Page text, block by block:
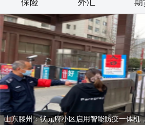
保险
外汇 期
山东滕州：状元府小区启用智能防疫一体机